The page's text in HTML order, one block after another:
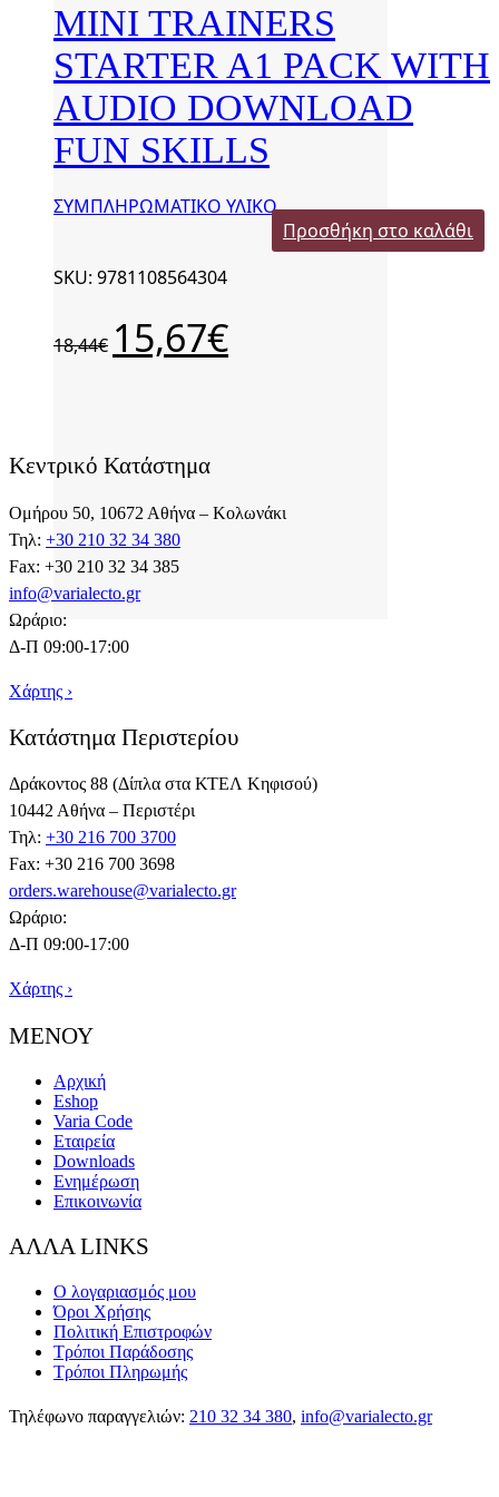
MINI TRAINERS
STARTER A1 PACK WITH
AUDIO DOWNLOAD
FUN SKILLS
ΣΥΜΠΛΗΡΩΜΑΤΙΚΟ ΥΛΙΚΟ
Προσθήκη στο καλάθι
SKU: 9781108564304
18,44€
Original
price
15,67€Η
τρέχουσα
Κεντρικό Κατάστημα
Ομήρου 50, 10672 Αθήνα – Κολωνάκι
Τηλ: +30 210 32 34 380
Fax: +30 210 32 34 385
info@varialecto.gr
Ωράριο:
Δ-Π 09:00-17:00
Χάρτης ›
Κατάστημα Περιστερίου
Δράκοντος 88 (Δίπλα στα ΚΤΕΛ Κηφισού)
10442 Αθήνα – Περιστέρι
Τηλ: +30 216 700 3700
Fax: +30 216 700 3698
orders.warehouse@varialecto.gr
Ωράριο:
Δ-Π 09:00-17:00
Χάρτης ›
ΜΕΝΟΥ
Αρχική
Eshop
Varia Code
Εταιρεία
Downloads
Ενημέρωση
Επικοινωνία
ΑΛΛΑ LINKS
Ο λογαριασμός μου
Όροι Χρήσης
Πολιτική Επιστροφών
Τρόποι Παράδοσης
Τρόποι Πληρωμής
Τηλέφωνο παραγγελιών: 210 32 34 380, info@varialecto.gr